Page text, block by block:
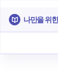
나만을 위